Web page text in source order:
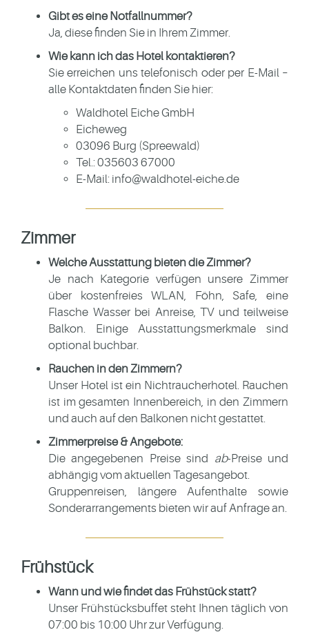
Gibt es eine Notfallnummer?
Ja, diese finden Sie in Ihrem Zimmer.
Wie kann ich das Hotel kontaktieren?
Sie erreichen uns telefonisch oder per E-Mail –
alle Kontaktdaten finden Sie hier:
Waldhotel Eiche GmbH
Eicheweg
03096 Burg (Spreewald)
Tel.: 035603 67000
E-Mail: info@waldhotel-eiche.de
Zimmer
Welche Ausstattung bieten die Zimmer?
Je nach Kategorie verfügen unsere Zimmer
über kostenfreies WLAN, Föhn, Safe, eine
Flasche Wasser bei Anreise, TV und teilweise
Balkon. Einige Ausstattungsmerkmale sind
optional buchbar.
Rauchen in den Zimmern?
Unser Hotel ist ein Nichtraucherhotel. Rauchen
ist im gesamten Innenbereich, in den Zimmern
und auch auf den Balkonen nicht gestattet.
Zimmerpreise & Angebote:
Die angegebenen Preise sind ab-Preise und
abhängig vom aktuellen Tagesangebot.
Gruppenreisen, längere Aufenthalte sowie
Sonderarrangements bieten wir auf Anfrage an.
Frühstück
Wann und wie findet das Frühstück statt?
Unser Frühstücksbuffet steht Ihnen täglich von
07:00 bis 10:00 Uhr zur Verfügung.